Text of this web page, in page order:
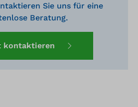
Sie uns für eine
Beratung.
kontaktieren